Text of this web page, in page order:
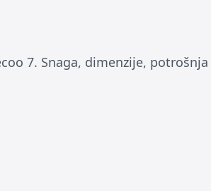
7. Snaga, dimenzije,